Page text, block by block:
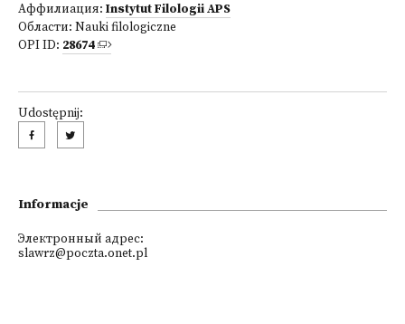
Аффилиация: Instytut Filologii APS
Области: Nauki filologiczne
OPI ID: 28674
Udostępnij:
Informacje
Электронный адрес:
slawrz@poczta.onet.pl